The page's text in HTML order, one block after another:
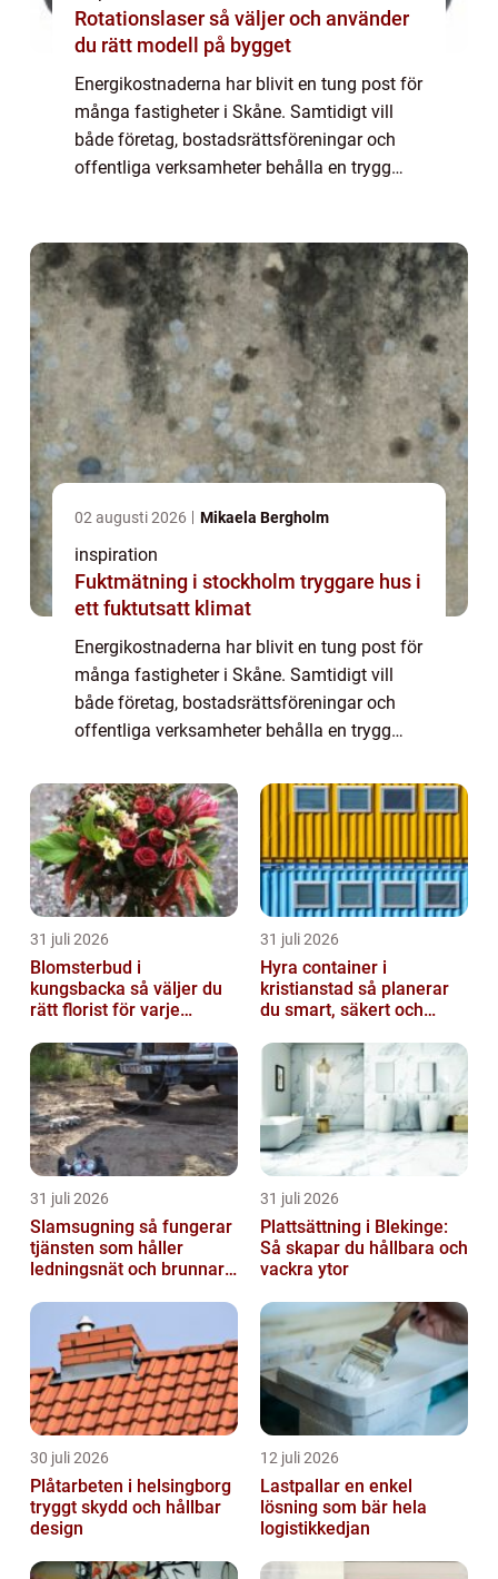
Rotationslaser så väljer och använder
du rätt modell på bygget
Energikostnaderna har blivit en tung post för
många fastigheter i Skåne. Samtidigt vill
både företag, bostadsrättsföreningar och
offentliga verksamheter behålla en trygg
02 augusti 2026 Mikaela Bergholm
inspiration
Fuktmätning i stockholm tryggare hus i
ett fuktutsatt klimat
Energikostnaderna har blivit en tung post för
många fastigheter i Skåne. Samtidigt vill
både företag, bostadsrättsföreningar och
offentliga verksamheter behålla en trygg
sällan i en enskild stor investering, ...
31 juli 2026
Blomsterbud i
kungsbacka så väljer du
rätt florist för varje
31 juli 2026
Hyra container i
kristianstad så planerar
du smart, säkert och
31 juli 2026
Slamsugning så fungerar
tjänsten som håller
ledningsnät och brunnar i
31 juli 2026
Plattsättning i Blekinge:
Så skapar du hållbara och
vackra ytor
30 juli 2026
Plåtarbeten i helsingborg
tryggt skydd och hållbar
design
12 juli 2026
Lastpallar en enkel
lösning som bär hela
logistikkedjan